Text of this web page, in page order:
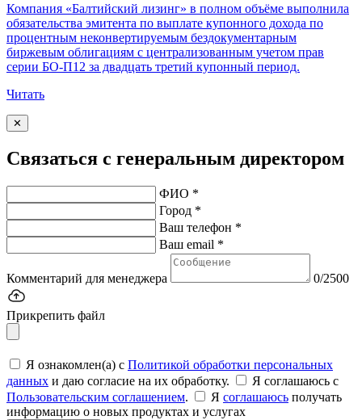
Компания «Балтийский лизинг» в полном объёме выполнила
обязательства эмитента по выплате купонного дохода по
процентным неконвертируемым бездокументарным
биржевым облигациям с централизованным учетом прав
серии БО-П12 за двадцать третий купонный период.
Читать
✕
Связаться с генеральным директором
ФИО *
Город *
Ваш телефон *
Ваш email *
Комментарий для менеджера 0/2500
Прикрепить файл
Я ознакомлен(а) с Политикой обработки персональных
данных и даю согласие на их обработку.
Я соглашаюсь c
Пользовательским соглашением. Я соглашаюсь получать
информацию о новых продуктах и услугах